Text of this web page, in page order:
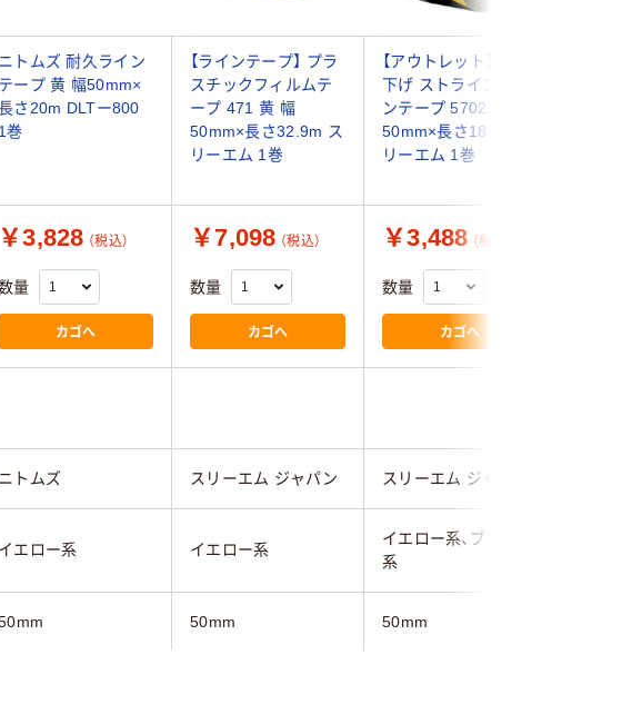
ニトムズ 耐久ライン
テープ 黄 幅50mm×
さ20m DLTー800
1巻
【ラインテープ】 プラ
スチックフィルムテ
ープ 471 黄 幅
50mm×長さ32.9m ス
リーエム 1巻
【アウトレット】再値
下げ ストライプ ライ
ンテープ 5702 幅
50mm×長さ18.2m ス
リーエム 1巻
￥3,828 （税込）
量
カゴへ
￥7,098 （税込）
数量
カゴへ
￥3,488 （税込）
数量
カゴへ
ニトムズ スリーエム ジャパン スリーエム ジャパン
イエロー系 イエロー系
イエロー系、ブラック
系
50mm 50mm